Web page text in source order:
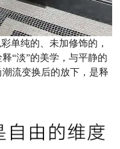
单纯的、未加修饰的，
“淡”的美学，与平静的
流变换后的放下，是释